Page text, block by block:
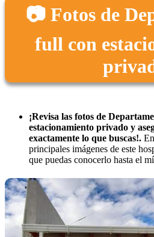
📷 Fotos de
full con
¡Revisa las fotos de
estacionamiento privado y
exactamente lo que buscas!.
principales imágenes de este
que puedas conocerlo hasta el